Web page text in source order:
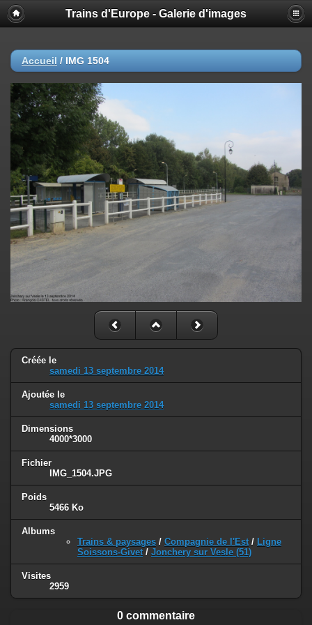
Trains d'Europe - Galerie d'images
Accueil / IMG 1504
Créée le
samedi 13 septembre 2014
Ajoutée le
samedi 13 septembre 2014
Dimensions
4000*3000
Fichier
IMG_1504.JPG
Poids
5466 Ko
Albums
Trains & paysages / Compagnie de l'Est / Ligne
Soissons-Givet / Jonchery sur Vesle (51)
Visites
2959
0 commentaire